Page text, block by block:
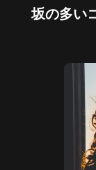
坂の多い